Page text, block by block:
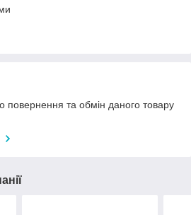
та обмін даного товару